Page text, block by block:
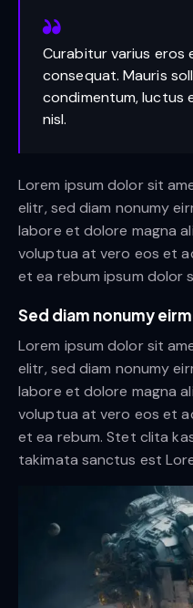
Curabitur varius eros
consequat. Mauris
condimentum, luctus
nisl.
Lorem ipsum dolor sit
elitr, sed diam nonumy
labore et dolore magna
voluptua at vero eos et
et ea rebum ipsum dolor
Sed diam nonumy
Lorem ipsum dolor sit
elitr, sed diam nonumy
labore et dolore magna
voluptua at vero eos et
et ea rebum. Stet clita
takimata sanctus est